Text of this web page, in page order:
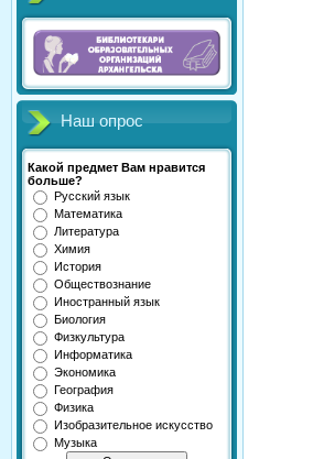
Наш опрос
Какой предмет Вам нравится
больше?
Русский язык
Математика
Литература
Химия
История
Обществознание
Иностранный язык
Биология
Физкультура
Информатика
Экономика
География
Физика
Изобразительное искусство
Музыка